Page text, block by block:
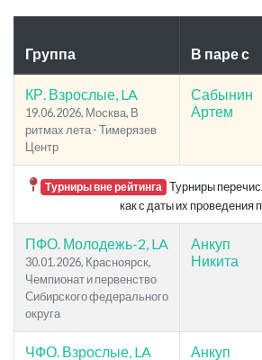
Группа В паре с
КР. Взрослые, LA
19.06.2026, Москва, В
ритмах лета - Тимерязев
Центр
Сабынин
Артем
Турниры вне рейтинга Турниры
как с даты их проведения
ПФО. Молодежь-2, LA
30.01.2026, Красноярск,
Чемпионат и первенство
Сибирского федерального
округа
Анкуп
Никита
ЧФО. Взрослые, LA
Анкуп